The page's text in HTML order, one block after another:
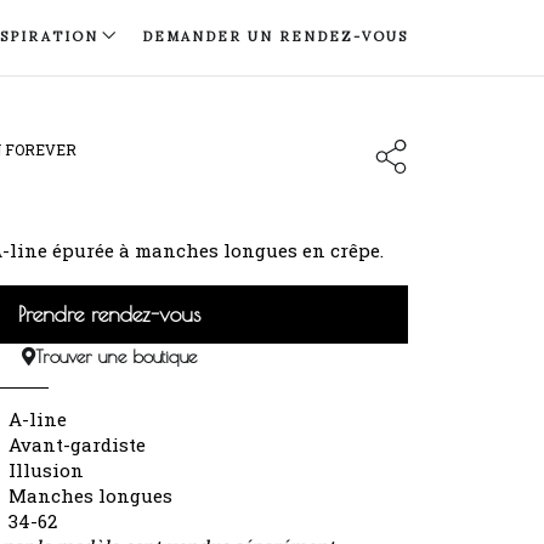
DEMANDER UN RENDEZ-VOUS
FOREVER
line épurée à manches longues en crêpe.
Prendre rendez-vous
Trouver une boutique
A-line
Avant-gardiste
Illusion
Manches longues
34-62